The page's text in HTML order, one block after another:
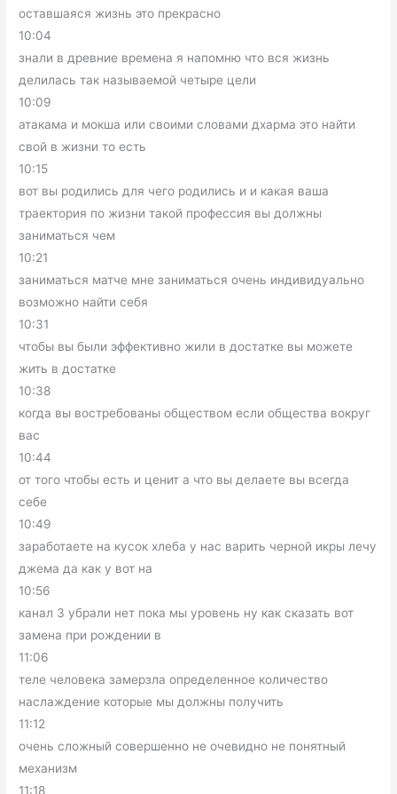
оставшаяся жизнь это прекрасно
10:04
знали в древние времена я напомню что вся жизнь
делилась так называемой четыре цели
10:09
атакама и мокша или своими словами дхарма это найти
свой в жизни то есть
10:15
вот вы родились для чего родились и и какая ваша
траектория по жизни такой профессия вы должны
заниматься чем
10:21
заниматься матче мне заниматься очень индивидуально
возможно найти себя
10:31
чтобы вы были эффективно жили в достатке вы можете
жить в достатке
10:38
когда вы востребованы обществом если общества вокруг
вас
10:44
от того чтобы есть и ценит а что вы делаете вы всегда
себе
10:49
заработаете на кусок хлеба у нас варить черной икры лечу
джема да как у вот на
10:56
канал 3 убрали нет пока мы уровень ну как сказать вот
замена при рождении в
11:06
теле человека замерзла определенное количество
наслаждение которые мы должны получить
11:12
очень сложный совершенно не очевидно не понятный
механизм
11:18